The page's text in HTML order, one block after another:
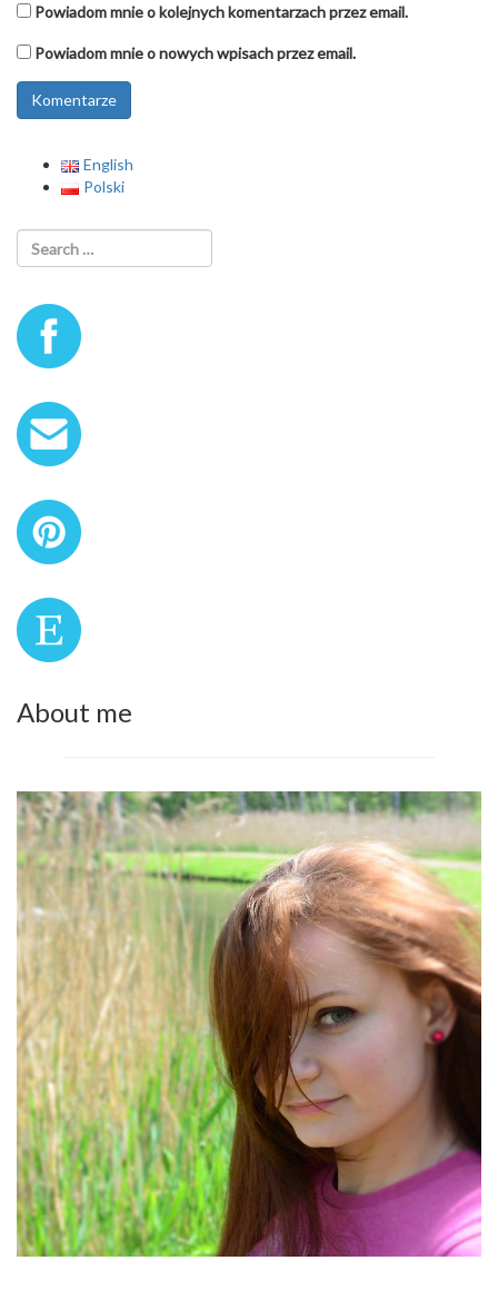
Powiadom mnie o kolejnych komentarzach przez email.
Powiadom mnie o nowych wpisach przez email.
English
Polski
About me